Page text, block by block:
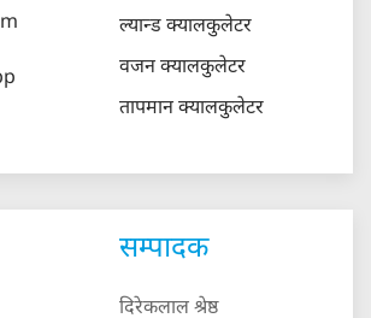
ल्यान्ड क्यालकुलेटर
वजन क्यालकुलेटर
तापमान क्यालकुलेटर
सम्पादक
दिरेकलाल श्रेष्ठ